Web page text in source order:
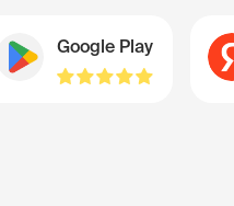
Google Play